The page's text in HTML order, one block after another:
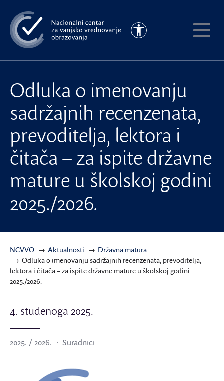
na
glavni
sadržaj
Pristupačnost
Odluka o imenovanju
sadržajnih recenzenata,
prevoditelja, lektora i
čitača – za ispite državne
mature u školskoj godini
2025./2026.
NCVVO Aktualnosti
Državna matura
Odluka o imenovanju sadržajnih recenzenata, prevoditelja,
lektora i čitača – za ispite državne mature u školskoj godini
2025./2026.
4. studenoga 2025.
2025. / 2026. Suradnici